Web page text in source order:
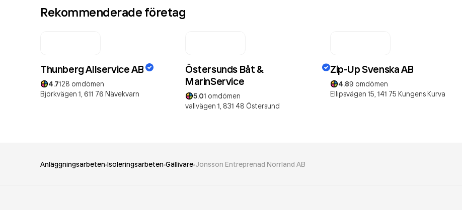
Rekommenderade företag
Thunberg Allservice AB
4.7128 omdömen
Björkvägen 1, 611 76 Nävekvarn
Östersunds Båt &
MarinService
5.01 omdömen
vallvägen 1, 831 48 Östersund
Zip-Up Svenska AB
4.89 omdömen
Ellipsvägen 15, 141 75 Kungens Kurva
Anläggningsarbeten Isoleringsarbeten Gällivare Jonsson Entreprenad Norrland AB